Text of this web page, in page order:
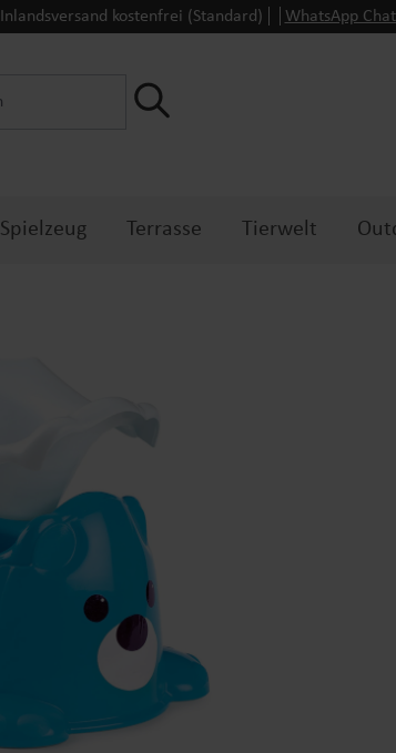
Inlandsversand kostenfrei (Standard) WhatsApp
Spielzeug Terrasse Tierwelt